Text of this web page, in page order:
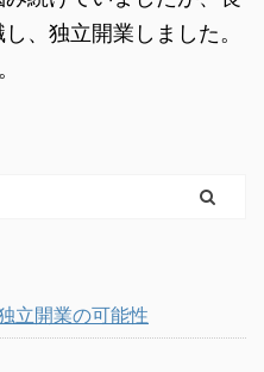
、独立開業しました。
立開業の可能性